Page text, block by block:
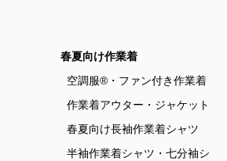
春夏向け作業着
空調服®・ファン付き作業着
作業着アウター・ジャケット
春夏向け長袖作業着シャツ
半袖作業着シャツ・七分袖シ